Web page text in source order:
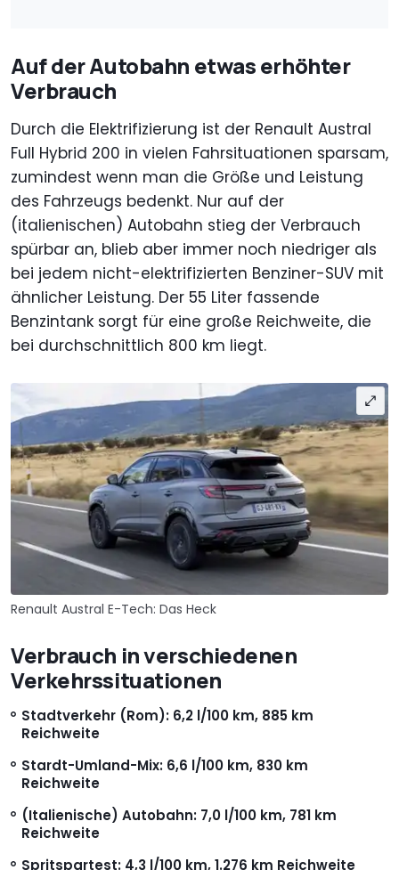
Auf der Autobahn etwas erhöhter
Verbrauch
Durch die Elektrifizierung ist der Renault Austral
Full Hybrid 200 in vielen Fahrsituationen sparsam,
zumindest wenn man die Größe und Leistung
des Fahrzeugs bedenkt. Nur auf der
(italienischen) Autobahn stieg der Verbrauch
spürbar an, blieb aber immer noch niedriger als
bei jedem nicht-elektrifizierten Benziner-SUV mit
ähnlicher Leistung. Der 55 Liter fassende
Benzintank sorgt für eine große Reichweite, die
bei durchschnittlich 800 km liegt.
Renault Austral E-Tech: Das Heck
Verbrauch in verschiedenen
Verkehrssituationen
Stadtverkehr (Rom): 6,2 l/100 km, 885 km
Reichweite
Stardt-Umland-Mix: 6,6 l/100 km, 830 km
Reichweite
(Italienische) Autobahn: 7,0 l/100 km, 781 km
Reichweite
Spritspartest: 4,3 l/100 km, 1.276 km Reichweite